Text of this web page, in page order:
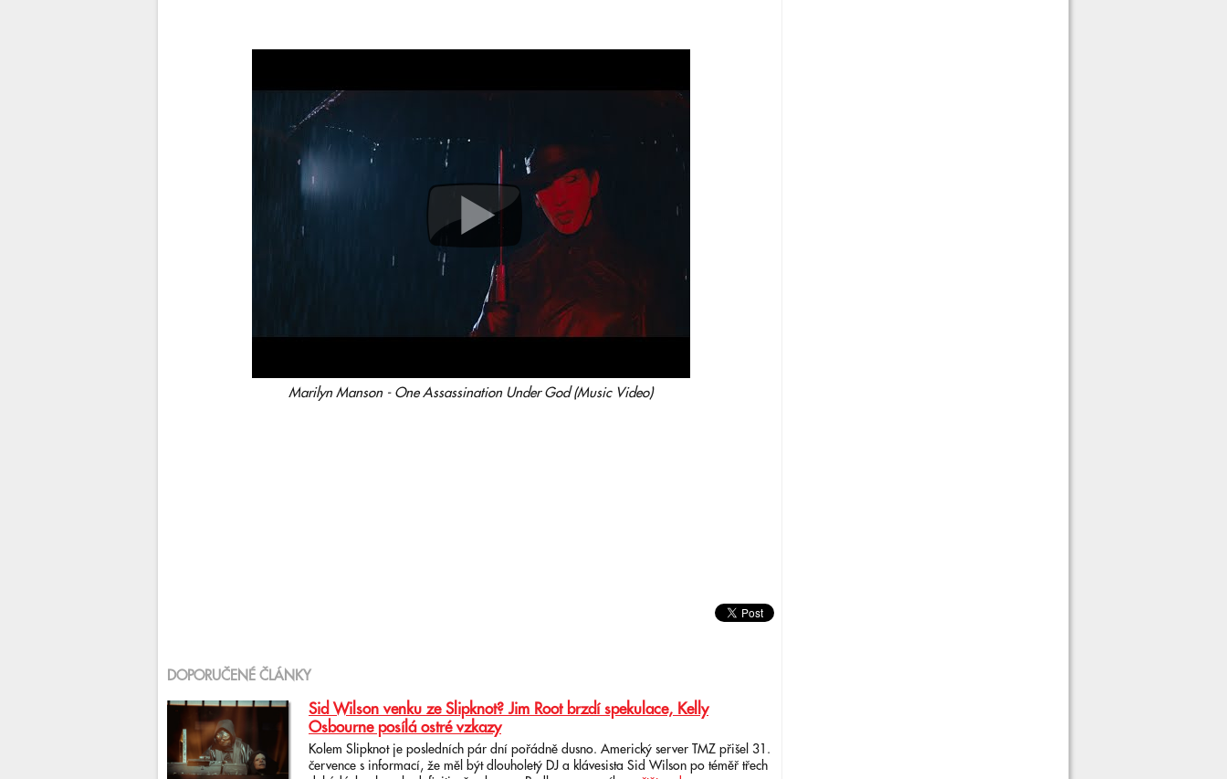
Marilyn Manson - One Assassination Under God (Music Video)
DOPORUČENÉ ČLÁNKY
Sid Wilson venku ze Slipknot? Jim Root brzdí spekulace, Kelly
Osbourne posílá ostré vzkazy
Kolem Slipknot je posledních pár dní pořádně dusno. Americký server TMZ přišel 31.
července s informací, že měl být dlouholetý DJ a klávesista Sid Wilson po téměř třech